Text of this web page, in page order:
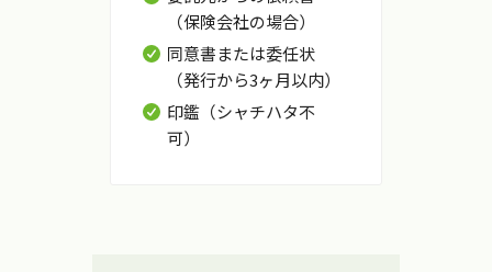
（保険会社の場合）
同意書または委任状
（発行から3ヶ月以内）
印鑑（シャチハタ不
可）